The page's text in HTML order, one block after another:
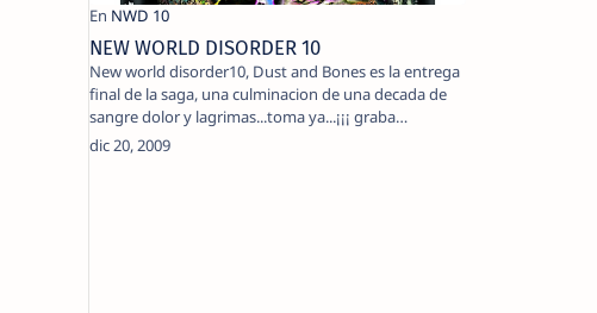
NEW WORLD DISORDER 10
New world disorder10, Dust and Bones es la entrega
final de la saga, una culminacion de una decada de
sangre dolor y lagrimas...toma ya...¡¡¡ graba…